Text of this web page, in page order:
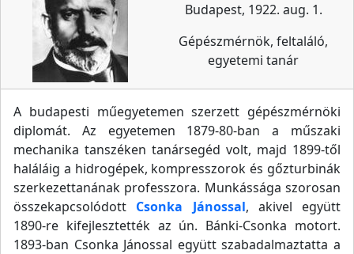
Budapest, 1922. aug. 1.
Gépészmérnök, feltaláló,
egyetemi tanár
A budapesti műegyetemen szerzett gépészmérnöki
diplomát. Az egyetemen 1879-80-ban a műszaki
mechanika tanszéken tanársegéd volt, majd 1899-től
haláláig a hidrogépek, kompresszorok és gőzturbinák
szerkezettanának professzora. Munkássága szorosan
összekapcsolódott Csonka Jánossal, akivel együtt
1890-re kifejlesztették az ún. Bánki-Csonka motort.
1893-ban Csonka Jánossal együtt szabadalmaztatta a